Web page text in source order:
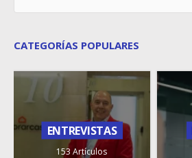
CATEGORÍAS POPULARES
ENTREVISTAS
153 Artículos